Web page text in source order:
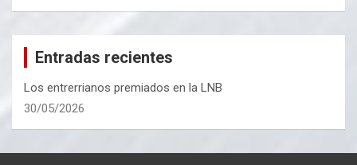
Entradas recientes
Los entrerrianos premiados en la LNB
30/05/2026